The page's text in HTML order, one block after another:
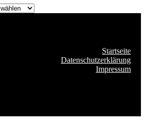
Startseite
Datenschutzerklärung
Impressum